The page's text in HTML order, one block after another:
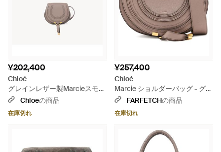
¥202,400
Chloé
グレインレザー製Marcieスモー
ルサドルバッグ - グレー
Chloeの商品
在庫切れ
¥257,400
Chloé
Marcie ショルダーバッグ - グレ
ー
FARFETCHの商品
在庫切れ